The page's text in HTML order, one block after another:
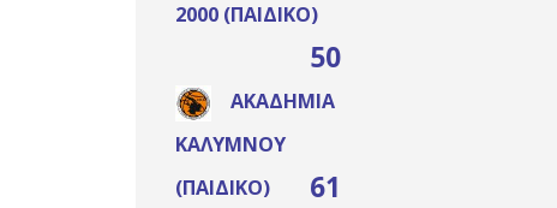
2000 (ΠΑΙΔΙΚΌ)
50
ΑΚΑΔΗΜΊΑ
ΚΑΛΎΜΝΟΥ
(ΠΑΙΔΙΚΌ)
61